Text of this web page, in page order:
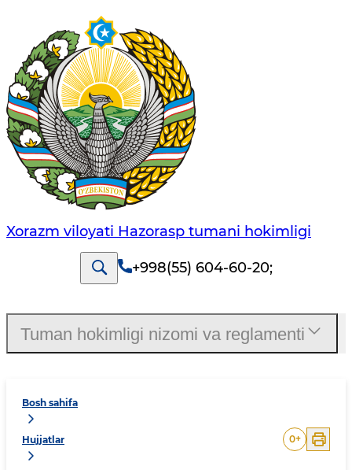
Xorazm viloyati Hazorasp tumani hokimligi
+998(55) 604-60-20;
Bosh sahifa
Hujjatlar 0+
Tuman hokimligi nizomi va reglamenti